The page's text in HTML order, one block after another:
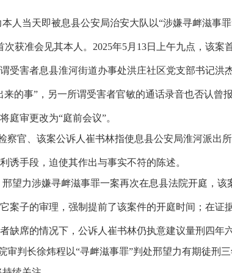
人当天即被息县公安局治安大队以“涉嫌寻衅滋事
次获准会见其本人。 2025年5月 13日上午九点，该案
受害者息县淮河街道办事处洪庄社区党支部书记洪
的事”，另一所谓受害者官敏的通话录音也否认曾
庭审更改为“庭前会议”。
察官、该案公诉人崔书林指使息县公安局淮河派出
诱手段，迫使其作出与事实不符的陈述。
邢望力涉嫌寻衅滋事罪一案再次在息县法院开庭，该
案子的审理，强制提前了该案件的开庭时间；在证
缺席的情况下，公诉人崔书林仍执意建议量刑四年
审判长徐炜程以“寻衅滋事罪”判处邢望力有期徒刑